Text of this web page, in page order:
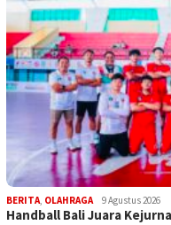
BERITA, OLAHRAGA 9 Agustus 2026
Handball Bali Juara